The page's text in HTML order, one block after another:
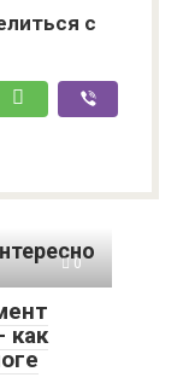
с
0
как